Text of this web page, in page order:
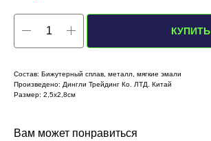
КУПИТЬ
Состав: Бижутерный сплав, металл, мягкие эмали
Произведено: Дингли Трейдинг Ко. ЛТД. Китай
Размер: 2,5х2,8см
Вам может понравиться